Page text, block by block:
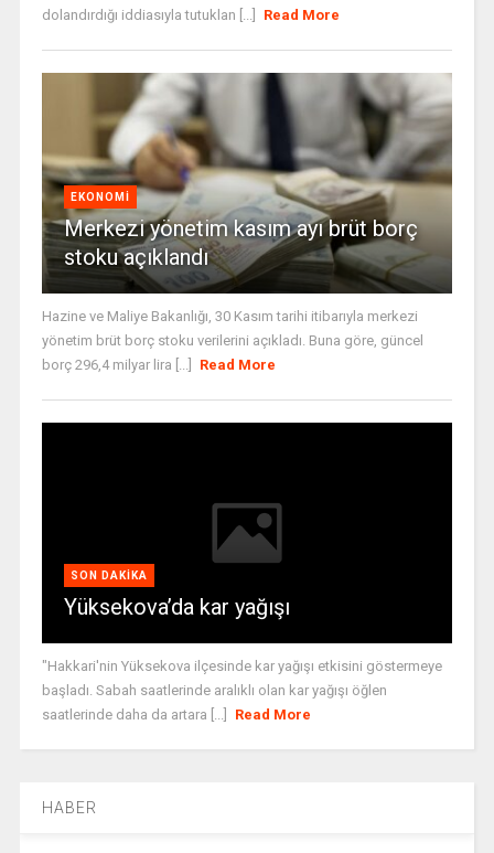
dolandırdığı iddiasıyla tutuklan [...]
Read More
EKONOMI
Merkezi yönetim kasım ayı brüt borç
stoku açıklandı
Hazine ve Maliye Bakanlığı, 30 Kasım tarihi itibarıyla merkezi
yönetim brüt borç stoku verilerini açıkladı. Buna göre, güncel
borç 296,4 milyar lira [...]
Read More
SON DAKIKA
Yüksekova’da kar yağışı
"Hakkari'nin Yüksekova ilçesinde kar yağışı etkisini göstermeye
başladı. Sabah saatlerinde aralıklı olan kar yağışı öğlen
saatlerinde daha da artara [...]
Read More
HABER